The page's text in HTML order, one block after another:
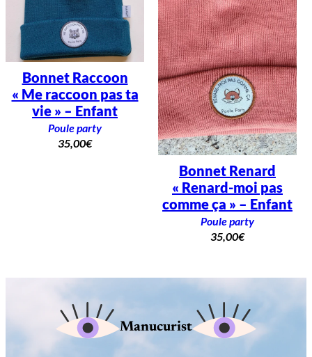
Bonnet Raccoon
« Me raccoon pas ta
vie » – Enfant
Poule party
35,00€
Bonnet Renard
« Renard-moi pas
comme ça » – Enfant
Poule party
35,00€
Manucurist